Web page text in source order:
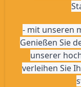
- mit unseren
Genießen Sie
unserer
verleihen Sie